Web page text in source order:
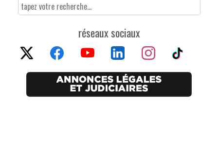
réseaux sociaux